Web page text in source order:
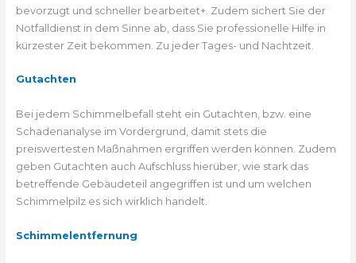
bevorzugt und schneller bearbeitet+. Zudem sichert Sie der
Notfalldienst in dem Sinne ab, dass Sie professionelle Hilfe in
kürzester Zeit bekommen. Zu jeder Tages- und Nachtzeit.
Gutachten
Bei jedem Schimmelbefall steht ein Gutachten, bzw. eine
Schadenanalyse im Vordergrund, damit stets die
preiswertesten Maßnahmen ergriffen werden können. Zudem
geben Gutachten auch Aufschluss hierüber, wie stark das
betreffende Gebäudeteil angegriffen ist und um welchen
Schimmelpilz es sich wirklich handelt.
Schimmelentfernung